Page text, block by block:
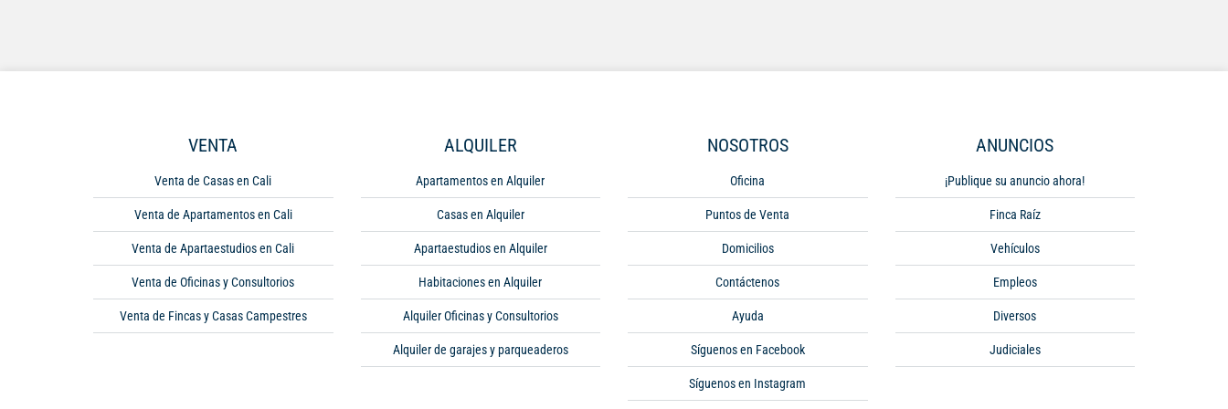
VENTA
Venta de Casas en Cali
Venta de Apartamentos en Cali
Venta de Apartaestudios en Cali
Venta de Oficinas y Consultorios
Venta de Fincas y Casas Campestres
ALQUILER
Apartamentos en Alquiler
Casas en Alquiler
Apartaestudios en Alquiler
Habitaciones en Alquiler
Alquiler Oficinas y Consultorios
Alquiler de garajes y parqueaderos
NOSOTROS
Oficina
Puntos de Venta
Domicilios
Contáctenos
Ayuda
Síguenos en Facebook
Síguenos en Instagram
ANUNCIOS
¡Publique su anuncio ahora!
Finca Raíz
Vehículos
Empleos
Diversos
Judiciales